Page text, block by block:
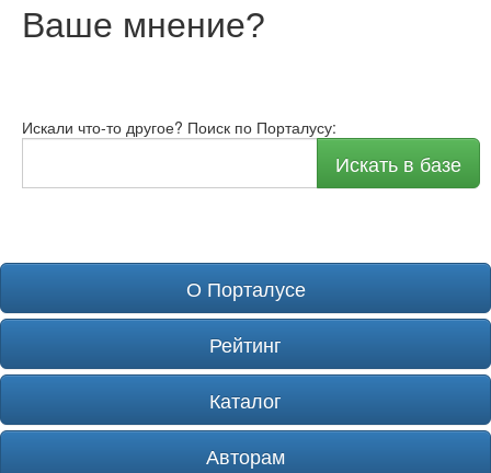
Ваше мнение?
Искали что-то другое? Поиск по Порталусу:
Искать в базе
О Порталусе
Рейтинг
Каталог
Авторам